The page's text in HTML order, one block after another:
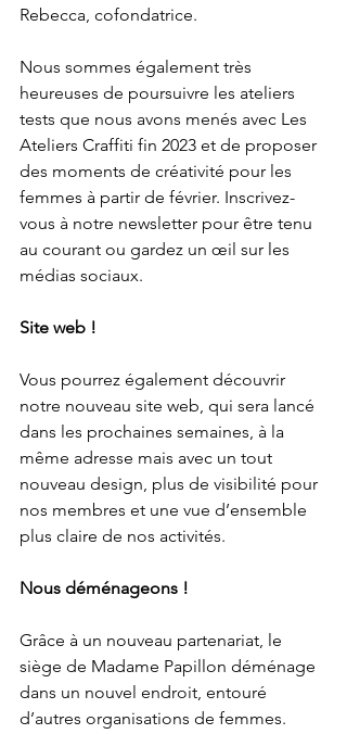
Rebecca, cofondatrice.
Nous sommes également très
heureuses de poursuivre les ateliers
tests que nous avons menés avec Les
Ateliers Craffiti fin 2023 et de proposer
des moments de créativité pour les
femmes à partir de février. Inscrivez-
vous à notre newsletter pour être tenu
au courant ou gardez un œil sur les
médias sociaux.
Site web !
Vous pourrez également découvrir
notre nouveau site web, qui sera lancé
dans les prochaines semaines, à la
même adresse mais avec un tout
nouveau design, plus de visibilité pour
nos membres et une vue d’ensemble
plus claire de nos activités.
Nous déménageons !
Grâce à un nouveau partenariat, le
siège de Madame Papillon déménage
dans un nouvel endroit, entouré
d’autres organisations de femmes.